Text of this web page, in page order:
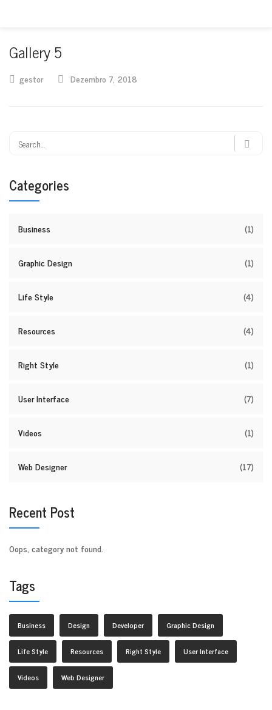
Gallery 5
gestor Dezembro 7, 2018
Categories
Business (1)
Graphic Design (1)
Life Style (4)
Resources (4)
Right Style (1)
User Interface (7)
Videos (1)
Web Designer (17)
Recent Post
Oops, category not found.
Tags
Business Design Developer Graphic Design
Life Style Resources Right Style User Interface
Videos Web Designer